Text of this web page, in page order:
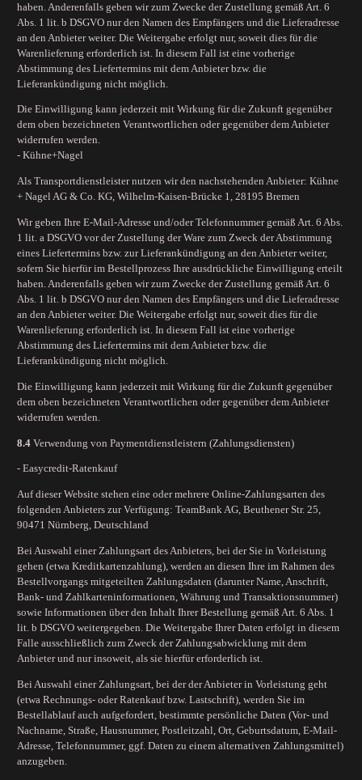
haben. Anderenfalls geben wir zum Zwecke der Zustellung gemäß Art. 6
Abs. 1 lit. b DSGVO nur den Namen des Empfängers und die Lieferadresse
an den Anbieter weiter. Die Weitergabe erfolgt nur, soweit dies für die
Warenlieferung erforderlich ist. In diesem Fall ist eine vorherige
Abstimmung des Liefertermins mit dem Anbieter bzw. die
Lieferankündigung nicht möglich.
Die Einwilligung kann jederzeit mit Wirkung für die Zukunft gegenüber
dem oben bezeichneten Verantwortlichen oder gegenüber dem Anbieter
widerrufen werden.
- Kühne+Nagel
Als Transportdienstleister nutzen wir den nachstehenden Anbieter: Kühne
+ Nagel AG & Co. KG, Wilhelm-Kaisen-Brücke 1, 28195 Bremen
Wir geben Ihre E-Mail-Adresse und/oder Telefonnummer gemäß Art. 6 Abs.
1 lit. a DSGVO vor der Zustellung der Ware zum Zweck der Abstimmung
eines Liefertermins bzw. zur Lieferankündigung an den Anbieter weiter,
sofern Sie hierfür im Bestellprozess Ihre ausdrückliche Einwilligung erteilt
haben. Anderenfalls geben wir zum Zwecke der Zustellung gemäß Art. 6
Abs. 1 lit. b DSGVO nur den Namen des Empfängers und die Lieferadresse
an den Anbieter weiter. Die Weitergabe erfolgt nur, soweit dies für die
Warenlieferung erforderlich ist. In diesem Fall ist eine vorherige
Abstimmung des Liefertermins mit dem Anbieter bzw. die
Lieferankündigung nicht möglich.
Die Einwilligung kann jederzeit mit Wirkung für die Zukunft gegenüber
dem oben bezeichneten Verantwortlichen oder gegenüber dem Anbieter
widerrufen werden.
8.4 Verwendung von Paymentdienstleistern (Zahlungsdiensten)
- Easycredit-Ratenkauf
Auf dieser Website stehen eine oder mehrere Online-Zahlungsarten des
folgenden Anbieters zur Verfügung: TeamBank AG, Beuthener Str. 25,
90471 Nürnberg, Deutschland
Bei Auswahl einer Zahlungsart des Anbieters, bei der Sie in Vorleistung
gehen (etwa Kreditkartenzahlung), werden an diesen Ihre im Rahmen des
Bestellvorgangs mitgeteilten Zahlungsdaten (darunter Name, Anschrift,
Bank- und Zahlkarteninformationen, Währung und Transaktionsnummer)
sowie Informationen über den Inhalt Ihrer Bestellung gemäß Art. 6 Abs. 1
lit. b DSGVO weitergegeben. Die Weitergabe Ihrer Daten erfolgt in diesem
Falle ausschließlich zum Zweck der Zahlungsabwicklung mit dem
Anbieter und nur insoweit, als sie hierfür erforderlich ist.
Bei Auswahl einer Zahlungsart, bei der der Anbieter in Vorleistung geht
(etwa Rechnungs- oder Ratenkauf bzw. Lastschrift), werden Sie im
Bestellablauf auch aufgefordert, bestimmte persönliche Daten (Vor- und
Nachname, Straße, Hausnummer, Postleitzahl, Ort, Geburtsdatum, E-Mail-
Adresse, Telefonnummer, ggf. Daten zu einem alternativen Zahlungsmittel)
anzugeben.